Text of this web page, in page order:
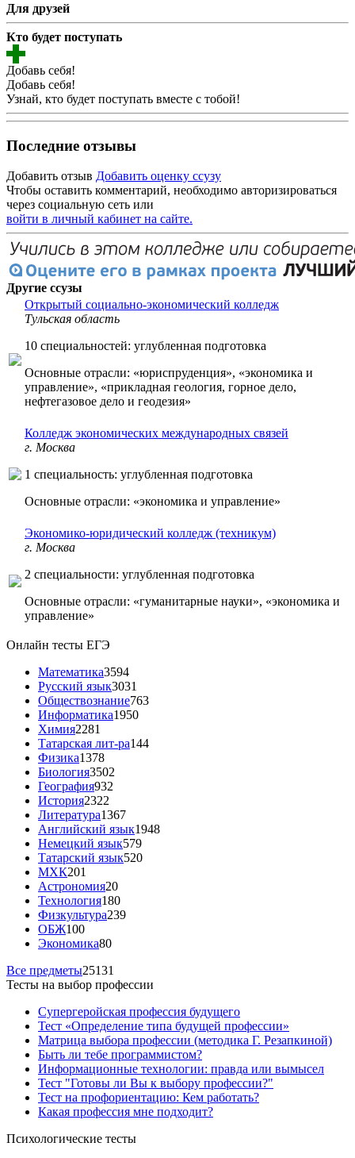
Для друзей
Кто будет поступать
Добавь себя!
Добавь себя!
Узнай, кто будет поступать вместе с тобой!
Последние отзывы
Добавить отзыв Добавить оценку ссузу
Чтобы оставить комментарий, необходимо авторизироваться
через социальную сеть или
войти в личный кабинет на сайте.
Другие ссузы
Открытый социально-экономический колледж
Тульская область
10 специальностей: углубленная подготовка
Основные отрасли: «юриспруденция», «экономика и
управление», «прикладная геология, горное дело,
нефтегазовое дело и геодезия»
Колледж экономических международных связей
г. Москва
1 специальность: углубленная подготовка
Основные отрасли: «экономика и управление»
Экономико-юридический колледж (техникум)
г. Москва
2 специальности: углубленная подготовка
Основные отрасли: «гуманитарные науки», «экономика и
управление»
Онлайн тесты ЕГЭ
Математика3594
Русский язык3031
Обществознание763
Информатика1950
Химия2281
Татарская лит-ра144
Физика1378
Биология3502
География932
История2322
Литература1367
Английский язык1948
Немецкий язык579
Татарский язык520
МХК201
Астрономия20
Технология180
Физкультура239
ОБЖ100
Экономика80
Все предметы25131
Тесты на выбор профессии
Супергеройская профессия будущего
Тест «Определение типа будущей профессии»
Матрица выбора профессии (методика Г. Резапкиной)
Быть ли тебе программистом?
Информационные технологии: правда или вымысел
Тест "Готовы ли Вы к выбору профессии?"
Тест на профориентацию: Кем работать?
Какая профессия мне подходит?
Психологические тесты